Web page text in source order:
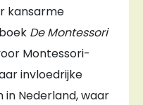
kansarme
De Montessori
Montessori-
invloedrijke
in Nederland, waar